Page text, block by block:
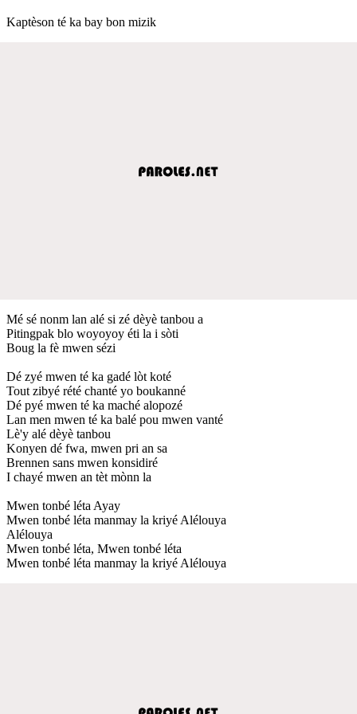
Kaptèson té ka bay bon mizik
Mé sé nonm lan alé si zé dèyè tanbou a
Pitingpak blo woyoyoy éti la i sòti
Boug la fè mwen sézi
Dé zyé mwen té ka gadé lòt koté
Tout zibyé rété chanté yo boukanné
Dé pyé mwen té ka maché alopozé
Lan men mwen té ka balé pou mwen vanté
Lè'y alé dèyè tanbou
Konyen dé fwa, mwen pri an sa
Brennen sans mwen konsidiré
I chayé mwen an tèt mònn la
Mwen tonbé léta Ayay
Mwen tonbé léta manmay la kriyé Alélouya
Alélouya
Mwen tonbé léta, Mwen tonbé léta
Mwen tonbé léta manmay la kriyé Alélouya